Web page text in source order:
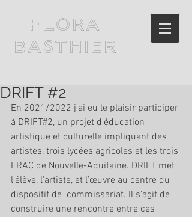
FLORA
BASTHIER
DRIFT #2
En 2021/2022 j'ai eu le plaisir participer
à DRIFT#2, un projet d'éducation
artistique et culturelle impliquant des
artistes, trois lycées agricoles et les trois
FRAC de Nouvelle-Aquitaine. DRIFT met
l'élève, l'artiste, et l’œuvre au centre du
dispositif de  commissariat. Il s'agit de
construire une rencontre entre ces